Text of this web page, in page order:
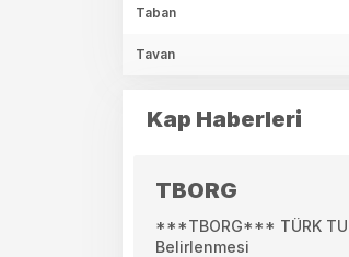
Taban
Tavan
Kap Haberleri
TBORG
***TBORG*** TÜRK
Belirlenmesi